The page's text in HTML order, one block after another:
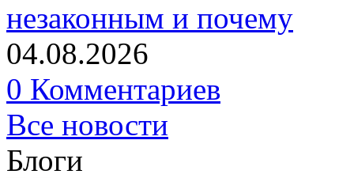
незаконным и почему
04.08.2026
0 Комментариев
Все новости
Блоги